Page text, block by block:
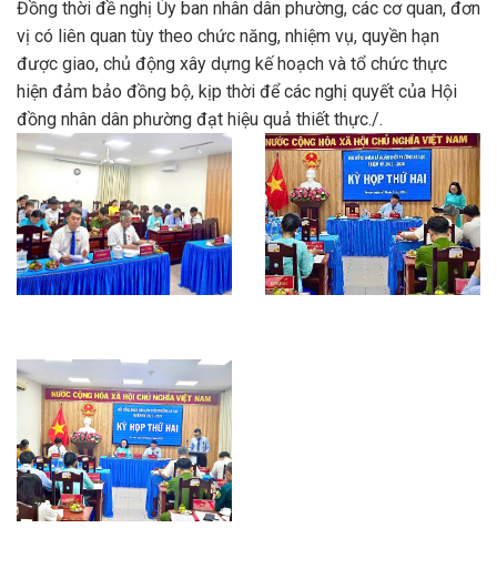
Đồng thời đề nghị Ủy ban nhân dân phường, các cơ quan, đơn
vị có liên quan tùy theo chức năng, nhiệm vụ, quyền hạn
được giao, chủ động xây dựng kế hoạch và tổ chức thực
hiện đảm bảo đồng bộ, kịp thời để các nghị quyết của Hội
đồng nhân dân phường đạt hiệu quả thiết thực./.